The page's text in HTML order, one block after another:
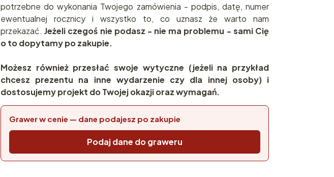
potrzebne do wykonania Twojego zamówienia - podpis, datę, numer
ewentualnej rocznicy i wszystko to, co uznasz że warto nam
przekazać.Jeżeli czegoś nie podasz - nie ma problemu - sami Cię
o to dopytamy po zakupie.
Możesz również przesłać swoje wytyczne (jeżeli na przykład
chcesz prezentu na inne wydarzenie czy dla innej osoby) i
dostosujemy projekt do Twojej okazji oraz wymagań.
Grawer w cenie — dane podajesz po zakupie
Podaj dane do graweru